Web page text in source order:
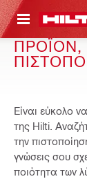
ΕΛΕΓΞΕΙΣ ΤΟ
Είναι εύκολο
της Hilti.
την
γνώσεις σου
ποιότητα των